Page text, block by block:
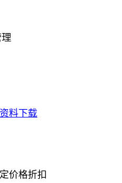
料下载
价格折扣